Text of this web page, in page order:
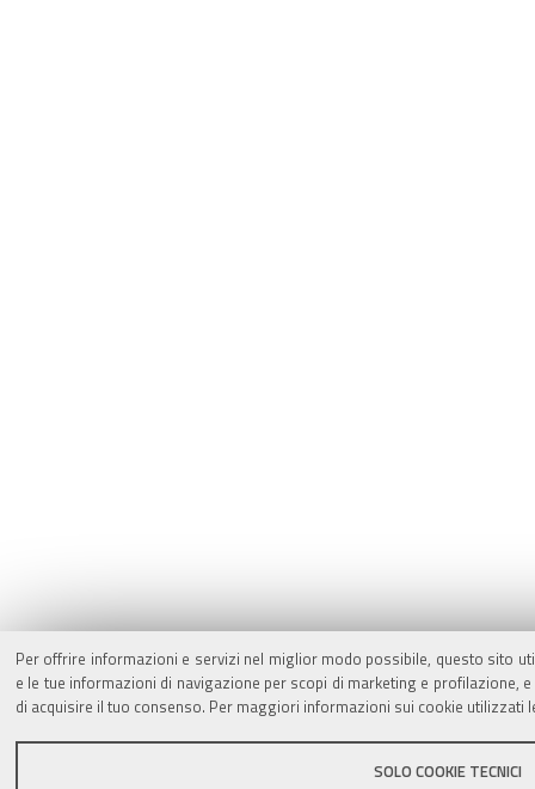
Per offrire informazioni e servizi nel miglior modo possibile, questo sito
e le tue informazioni di navigazione per scopi di marketing e
di acquisire il tuo consenso. Per maggiori informazioni sui cookie utilizzati
SOLO COOKIE TECNICI